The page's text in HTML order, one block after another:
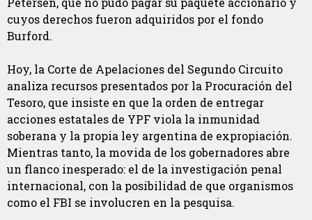
cuyos derechos fueron adquiridos por el fondo
Burford.
Hoy, la Corte de Apelaciones del Segundo Circuito
analiza recursos presentados por la Procuración del
Tesoro, que insiste en que la orden de entregar
acciones estatales de YPF viola la inmunidad
soberana y la propia ley argentina de expropiación.
Mientras tanto, la movida de los gobernadores abre
un flanco inesperado: el de la investigación penal
internacional, con la posibilidad de que organismos
como el FBI se involucren en la pesquisa.